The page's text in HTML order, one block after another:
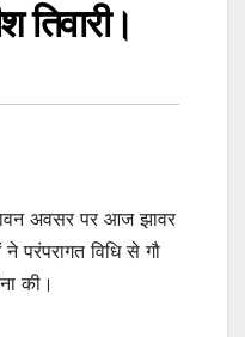
अवसर पर आज झावर
परंपरागत विधि से गौ
की।